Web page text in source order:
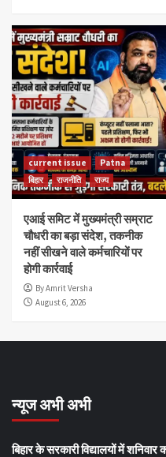
current issue
Patna
बिहार
राजनीति राज्य
एआई समिट में मुख्यमंत्री सम्राट
चौधरी का बड़ा संदेश, तकनीक
नहीं सीखने वाले कर्मचारियों पर
होगी कार्रवाई
By Amrit Versha
August 6, 2026
न्यूज अभी अभी
बिहार के सरकारी विद्यालयों में